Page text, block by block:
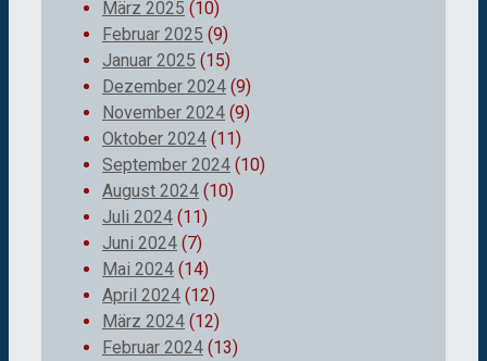
März 2025 (10)
Februar 2025 (9)
Januar 2025 (15)
Dezember 2024 (9)
November 2024 (9)
Oktober 2024 (11)
September 2024 (10)
August 2024 (10)
Juli 2024 (11)
Juni 2024 (7)
Mai 2024 (14)
April 2024 (12)
März 2024 (12)
Februar 2024 (13)